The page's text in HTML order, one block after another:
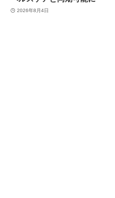
2026年8月4日